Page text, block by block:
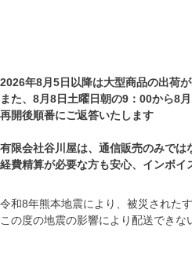
2026年8月5日以降は大型商品の出荷
また、8月8日土曜日朝の9：00から8
再開後順番にご返答いたします
有限会社谷川屋は、通信販売のみでは
経費精算が必要な方も安心、インボ
令和8年熊本地震により、被災された
この度の地震の影響により配送できな